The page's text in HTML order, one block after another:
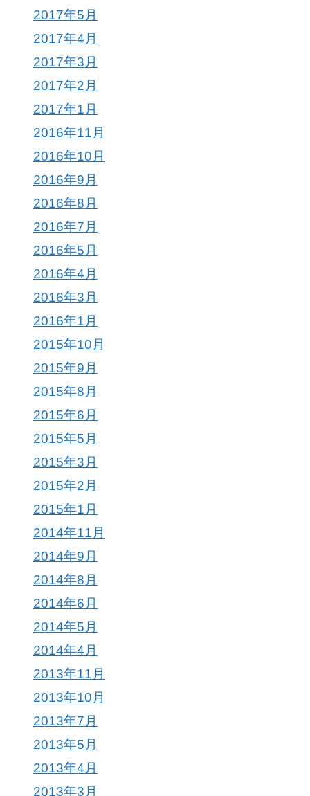
2017年5月
2017年4月
2017年3月
2017年2月
2017年1月
2016年11月
2016年10月
2016年9月
2016年8月
2016年7月
2016年5月
2016年4月
2016年3月
2016年1月
2015年10月
2015年9月
2015年8月
2015年6月
2015年5月
2015年3月
2015年2月
2015年1月
2014年11月
2014年9月
2014年8月
2014年6月
2014年5月
2014年4月
2013年11月
2013年10月
2013年7月
2013年5月
2013年4月
2013年3月